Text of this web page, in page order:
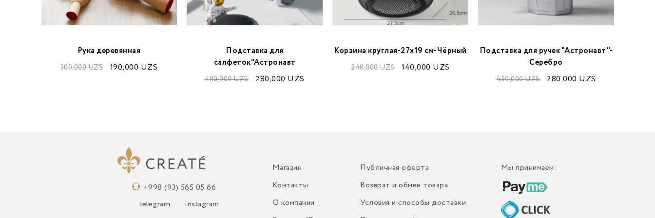
Рука деревянная
300,000UZS 190,000 UZS
Подставка для
салфеток"Астронавт
480,000UZS 280,000 UZS
Корзина круглая-27х19 см-Чёрный
240,000UZS 140,000 UZS
Подставка для ручек "Астронавт"-
Серебро
450,000UZS 280,000 UZS
+998 (93) 565 05 66
telegram instagram
Магазин
Контакты
О компании
Публичная оферта
Возврат и обмен товара
Условия и способы доставки
Мы принимаем: